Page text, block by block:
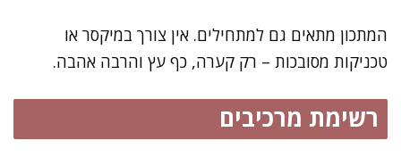
המתכון מתאים גם למתחילים. אין צורך במיקסר או
טכניקות מסובכות – רק קערה, כף עץ והרבה אהבה.
רשימת מרכיבים